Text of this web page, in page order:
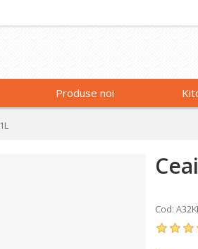
Produse noi
Cod: